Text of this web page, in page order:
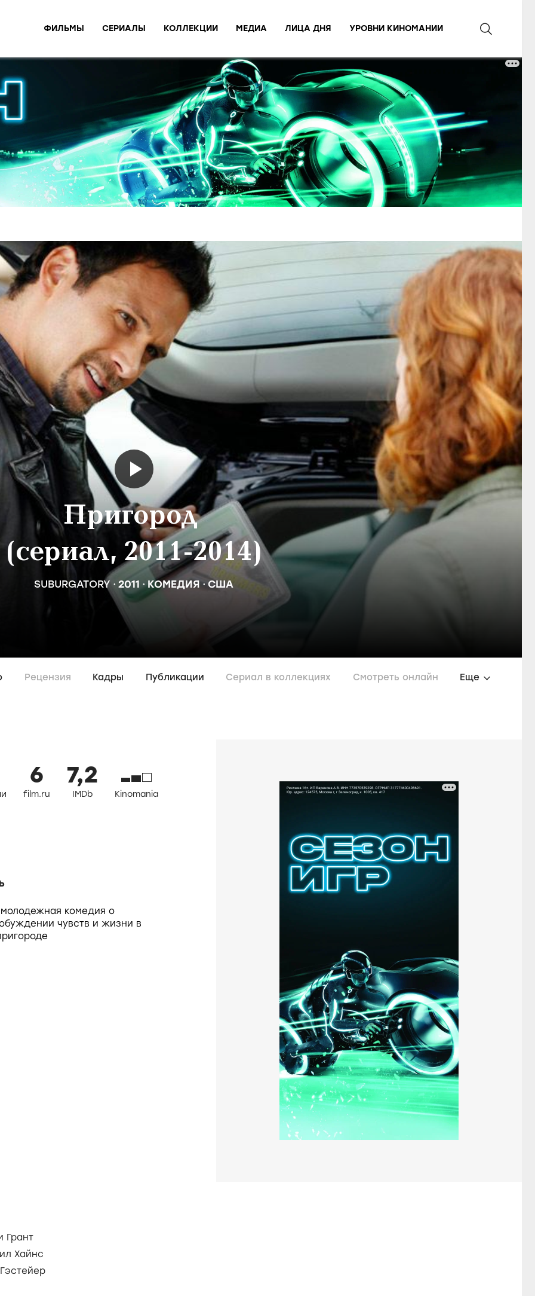
ФИЛЬМЫ СЕРИАЛЫ КОЛЛЕКЦИИ МЕДИА ЛИЦА ДНЯ УРОВНИ КИНОМАНИИ
Пригород
(сериал, 2011-2014)
SUBURGATORY 2011 КОМЕДИЯ США
Рецензия Кадры Публикации Сериал в коллекциях Смотреть онлайн Еще
6
film.ru
7,2
IMDb Kinomania
комедия о
чувств и жизни в
Грант
Хайнс